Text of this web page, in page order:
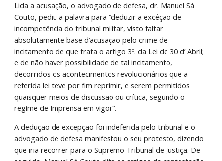
Lida a acusação, o advogado de defesa, dr. Manuel Sá
Couto, pediu a palavra para “deduzir a excéção de
incompetência do tribunal militar, visto faltar
absolutamente base d’acusação pelo crime de
incitamento de que trata o artigo 3º. da Lei de 30 d’ Abril;
e de não haver possibilidade de tal incitamento,
decorridos os acontecimentos revolucionários que a
referida lei teve por fim reprimir, e serem permitidos
quaisquer meios de discussão ou crítica, segundo o
regime de Imprensa em vigor”.
A dedução de excepção foi indeferida pelo tribunal e o
advogado de defesa manifestou o seu protesto, dizendo
que iria recorrer para o Supremo Tribunal de Justiça. De